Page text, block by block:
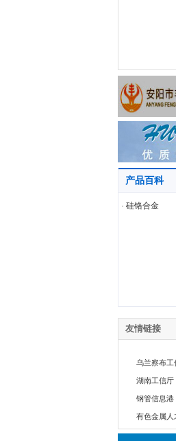
产品百科
· 硅铬合金
友情链接
乌兰察布工
湖南工信厅
钢管信息港
有色金属人